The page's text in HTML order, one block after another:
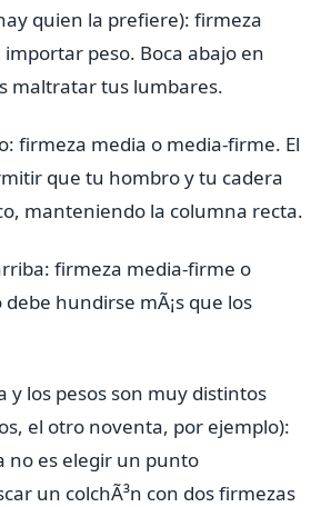
quien la prefiere): firmeza
peso. Boca abajo en
maltratar tus lumbares.
firmeza media o media-firme. El
que tu hombro y tu cadera
manteniendo la columna recta.
firmeza media-firme o
hundirse mÃ¡s que los
y los pesos son muy distintos
el otro noventa, por ejemplo):
no es elegir un punto
un colchÃ³n con dos firmezas